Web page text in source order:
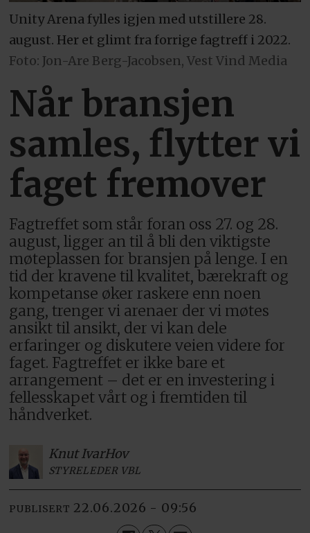
Unity Arena fylles igjen med utstillere 28.
august. Her et glimt fra forrige fagtreff i 2022.
Foto: Jon-Are Berg-Jacobsen, Vest Vind Media
Når bransjen
samles, flytter vi
faget fremover
Fagtreffet som står foran oss 27. og 28.
august, ligger an til å bli den viktigste
møteplassen for bransjen på lenge. I en
tid der kravene til kvalitet, bærekraft og
kompetanse øker raskere enn noen
gang, trenger vi arenaer der vi møtes
ansikt til ansikt, der vi kan dele
erfaringer og diskutere veien videre for
faget. Fagtreffet er ikke bare et
arrangement – det er en investering i
fellesskapet vårt og i fremtiden til
håndverket.
Knut IvarHov
STYRELEDER VBL
PUBLISERT 22.06.2026 - 09:56